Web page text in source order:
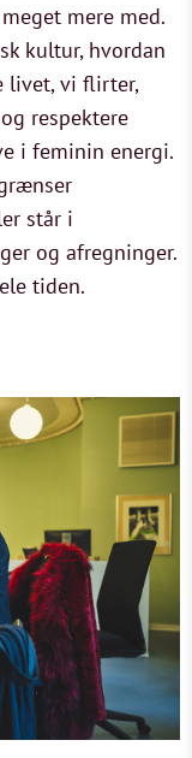
mere med.
kultur, hvordan
livet, vi flirter,
respektere
i feminin energi.
står i
og afregninger.
tiden.